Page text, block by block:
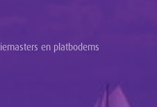
en platbodems